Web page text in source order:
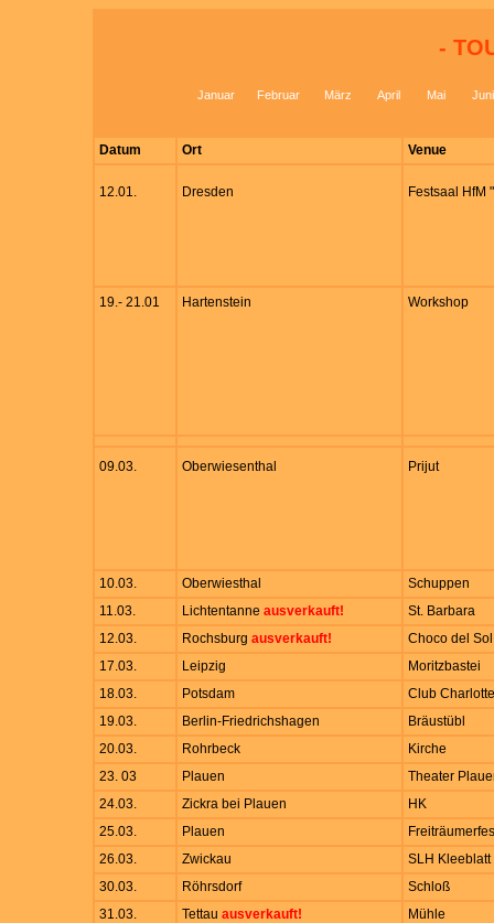
-
Januar Februar März April Mai Juni
Datum Ort Venue
12.01. Dresden Festsaal HfM
19.- 21.01 Hartenstein Workshop
09.03. Oberwiesenthal Prijut
10.03. Oberwiesthal
Schuppen
11.03.
Lichtentanne ausverkauft!
St. Barbara
12.03.
Rochsburg ausverkauft!
Choco del Sol
17.03.
Leipzig
Moritzbastei
18.03.
Potsdam
Club Charlotte
19.03.
Berlin-Friedrichshagen
Bräustübl
20.03.
Rohrbeck
Kirche
23. 03
Plauen
Theater
24.03.
Zickra bei Plauen
HK
25.03.
Plauen
26.03.
Zwickau
SLH Kleeblatt
30.03.
Röhrsdorf
Schloß
31.03.
Tettau ausverkauft!
Mühle